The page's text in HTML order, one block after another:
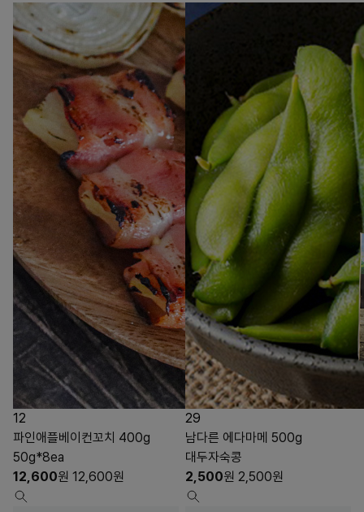
12
파인애플베이컨꼬치 400g
50g*8ea
12,600원 12,600원
29
남다른 에다마메 500g
대두자숙콩
2,500원 2,500원